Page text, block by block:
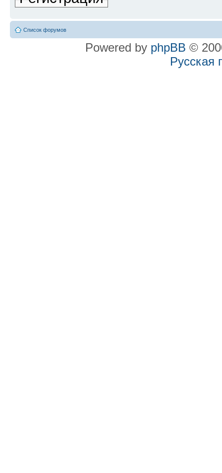
Список форумов
Powered by phpBB ©
Русская